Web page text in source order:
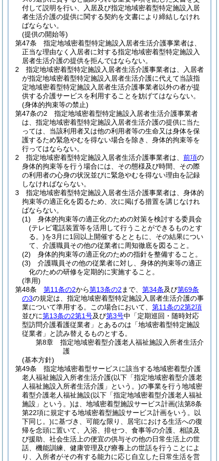
付して説明を行い、入居及び指定地域密着型特定施設入居
者生活介護の提供に関する契約を文書により締結しなけれ
ばならない。
(提供の開始等)
第47条
指定地域密着型特定施設入居者生活介護事業者は、
正当な理由なく入居者に対する指定地域密着型特定施設入
居者生活介護の提供を拒んではならない。
2
指定地域密着型特定施設入居者生活介護事業者は、入居者
が指定地域密着型特定施設入居者生活介護に代えて当該指
定地域密着型特定施設入居者生活介護事業者以外の者が提
供する介護サービスを利用することを妨げてはならない。
(身体的拘束等の禁止)
第47条の2
指定地域密着型特定施設入居者生活介護事業者
は、指定地域密着型特定施設入居者生活介護の提供に当た
っては、当該利用者又は他の利用者等の生命又は身体を保
護するため緊急やむを得ない場合を除き、身体的拘束等を
行ってはならない。
2
指定地域密着型特定施設入居者生活介護事業者は、 前項の
身体的拘束等を行う場合には、その態様及び時間、その際
の利用者の心身の状況並びに緊急やむを得ない理由を記録
しなければならない。
3
指定地域密着型特定施設入居者生活介護事業者は、身体的
拘束等の適正化を図るため、次に掲げる措置を講じなけれ
ばならない。
(1)
身体的拘束等の適正化のための対策を検討する委員会
(テレビ電話装置等を活用して行うことができるものとす
る。)を3月に1回以上開催するとともに、その結果につい
て、介護職員その他の従業者に周知徹底を図ること。
(2)
身体的拘束等の適正化のための指針を整備すること。
(3)
介護職員その他の従業者に対し、身体的拘束等の適正
化のための研修を定期的に実施すること。
(準用)
第48条
第11条の2から第13条の2 まで、 第34条及び第69条
の3の規定は、指定地域密着型特定施設入居者生活介護の事
業について準用する。
この場合において、 第11条の2第2項
並びに第13条の2第1号及び第3号中「定期巡回・随時対応
型訪問介護看護従業者」とあるのは「地域密着型特定施設
従業者」と読み替えるものとする。
第8章
指定地域密着型介護老人福祉施設入所者生活介
護
(基本方針)
第49条
指定地域密着型サービスに該当する地域密着型介護
老人福祉施設入所者生活介護(以下「指定地域密着型介護老
人福祉施設入所者生活介護」という。)の事業を行う地域密
着型介護老人福祉施設(以下「指定地域密着型介護老人福祉
施設」という。)は、地域密着型施設サービス計画(法第8条
第22項に規定する地域密着型施設サービス計画をいう。以
下同じ。)に基づき、可能な限り、居宅における生活への復
帰を念頭に置いて、入浴、排せつ、食事等の介護、相談及
び援助、社会生活上の便宜の供与その他の日常生活上の世
話、機能訓練、健康管理及び療養上の世話を行うことによ
り、入所者がその有する能力に応じ自立した日常生活を営